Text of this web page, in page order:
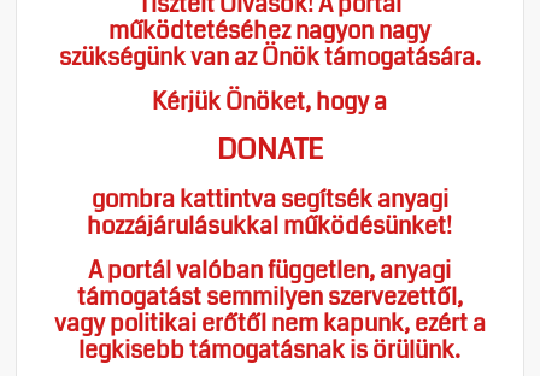
működtetéséhez nagyon nagy
szükségünk van az Önök támogatására.
Kérjük Önöket, hogy a
DONATE
gombra kattintva segítsék anyagi
hozzájárulásukkal működésünket!
A portál valóban független, anyagi
támogatást semmilyen szervezettől,
vagy politikai erőtől nem kapunk, ezért a
legkisebb támogatásnak is örülünk.